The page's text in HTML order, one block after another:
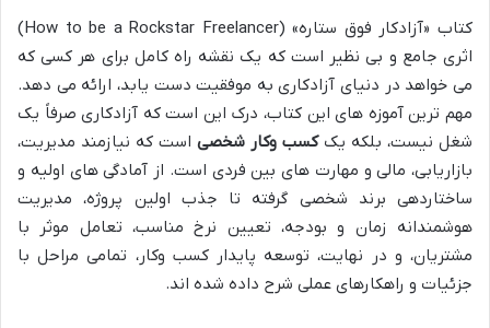
کتاب «آزادکار فوق ستاره» (How to be a Rockstar Freelancer)
اثری جامع و بی نظیر است که یک نقشه راه کامل برای هر کسی که
می خواهد در دنیای آزادکاری به موفقیت دست یابد، ارائه می دهد.
مهم ترین آموزه های این کتاب، درک این است که آزادکاری صرفاً یک
شغل نیست، بلکه یککسب وکار شخصی است که نیازمند مدیریت،
بازاریابی، مالی و مهارت های بین فردی است. از آمادگی های اولیه و
ساختاردهی برند شخصی گرفته تا جذب اولین پروژه، مدیریت
هوشمندانه زمان و بودجه، تعیین نرخ مناسب، تعامل موثر با
مشتریان، و در نهایت، توسعه پایدار کسب وکار، تمامی مراحل با
جزئیات و راهکارهای عملی شرح داده شده اند.